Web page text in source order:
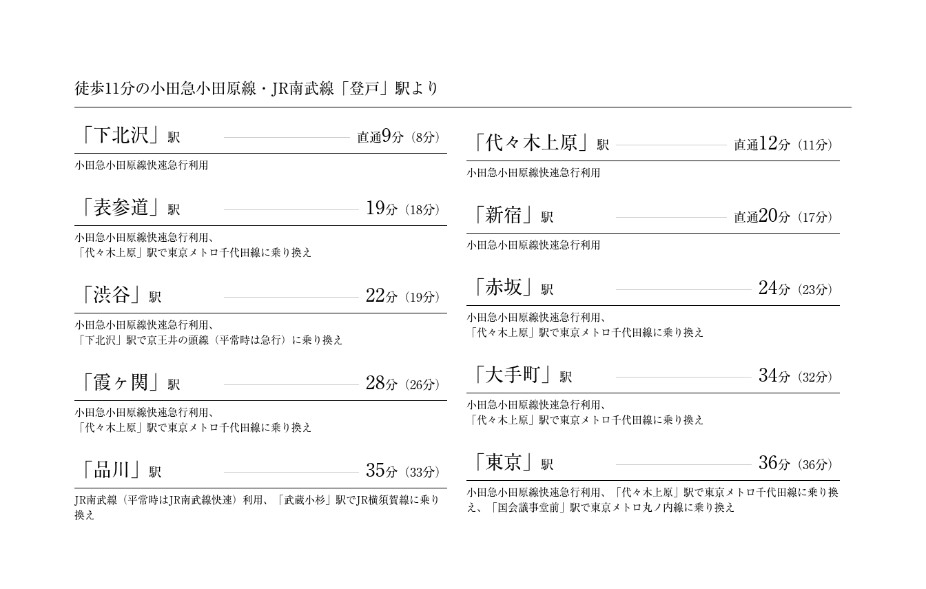
徒歩11分の小田急小田原線・JR南武線「登戸」駅より
「下北沢」 駅 直通9分（8分）
小田急小田原線快速急行利用
「表参道」 駅 19分（18分）
小田急小田原線快速急行利用、
「代々木上原」駅で東京メトロ千代田線に乗り換え
「渋谷」 駅 22分（19分）
小田急小田原線快速急行利用、
「下北沢」駅で京王井の頭線（平常時は急行）に乗り換え
「霞ヶ関」 駅 28分（26分）
小田急小田原線快速急行利用、
「代々木上原」駅で東京メトロ千代田線に乗り換え
「品川」 駅 35分（33分）
JR南武線（平常時はJR南武線快速）利用、「武蔵小杉」駅でJR横須賀線に乗り
換え
「代々木上原」 駅 直通12分（11分）
小田急小田原線快速急行利用
「新宿」 駅 直通20分（17分）
小田急小田原線快速急行利用
「赤坂」 駅 24分（23分）
小田急小田原線快速急行利用、
「代々木上原」駅で東京メトロ千代田線に乗り換え
「大手町」 駅 34分（32分）
小田急小田原線快速急行利用、
「代々木上原」駅で東京メトロ千代田線に乗り換え
「東京」 駅 36分（36分）
小田急小田原線快速急行利用、「代々木上原」駅で東京メトロ千代田線に乗り換
え、「国会議事堂前」駅で東京メトロ丸ノ内線に乗り換え